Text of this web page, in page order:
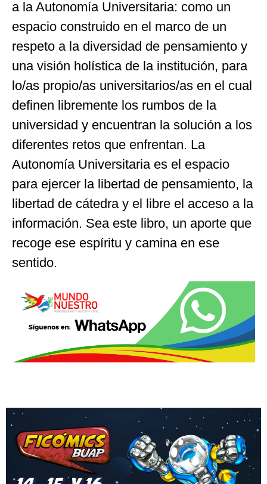
a la Autonomía Universitaria: como un
espacio construido en el marco de un
respeto a la diversidad de pensamiento y
una visión holística de la institución, para
lo/as propio/as universitarios/as en el cual
definen libremente los rumbos de la
universidad y encuentran la solución a los
diferentes retos que enfrentan. La
Autonomía Universitaria es el espacio
para ejercer la libertad de pensamiento, la
libertad de cátedra y el libre el acceso a la
información. Sea este libro, un aporte que
recoge ese espíritu y camina en ese
sentido.